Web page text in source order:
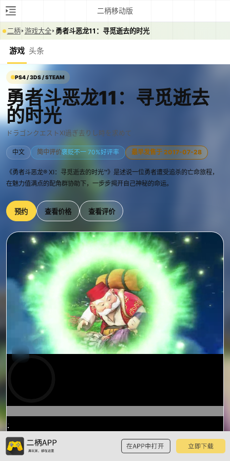
二柄移动版
二柄 游戏大全 勇者斗恶龙11：寻觅逝去的时光
游戏 头条
PS4 / 3DS / STEAM
勇者斗恶龙11：寻觅逝去
的时光
ドラゴンクエストXI過ぎ去りし時を求めて
中文 简中评价褒贬不一 70%好评率 最早发售于 2017-07-28
《勇者斗恶龙® XI：寻觅逝去的时光™》是述说一位勇者遭受追杀的亡命旅程，
在魅力值满点的配角群协助下，一步步揭开自己神秘的命运。
预约 查看价格 查看评价
0:39
/